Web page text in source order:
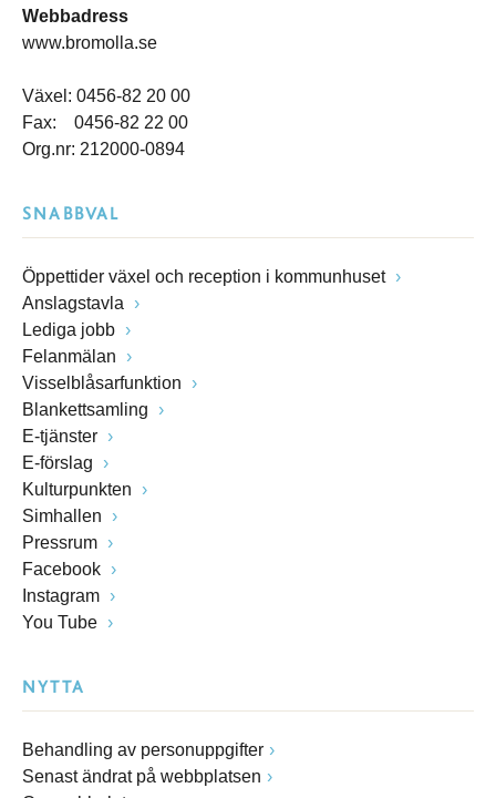
Webbadress
www.bromolla.se
Växel: 0456-82 20 00
Fax: 0456-82 22 00
Org.nr: 212000-0894
SNABBVAL
Öppettider växel och reception i kommunhuset
Anslagstavla
Lediga jobb
Felanmälan
Visselblåsarfunktion
Blankettsamling
E-tjänster
E-förslag
Kulturpunkten
Simhallen
Pressrum
Facebook
Instagram
You Tube
NYTTA
Behandling av personuppgifter
Senast ändrat på webbplatsen